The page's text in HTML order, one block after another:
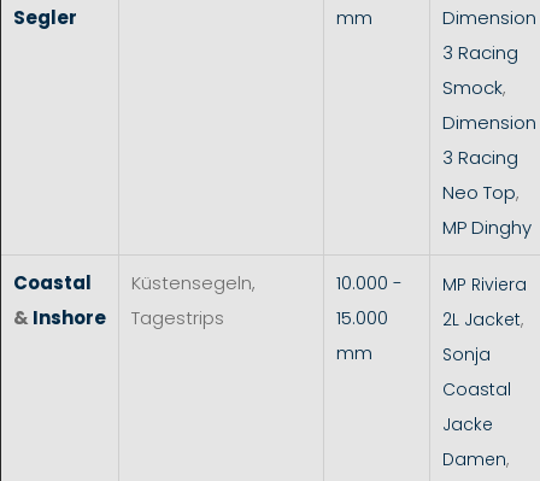
Segler mm
Dimension
3 Racing
Smock,
Dimension
3 Racing
Neo Top,
MP Dinghy
Coastal
& Inshore
Küstensegeln,
Tagestrips
10.000 -
15.000
mm
MP Riviera
2L Jacket,
Sonja
Coastal
Jacke
Damen,